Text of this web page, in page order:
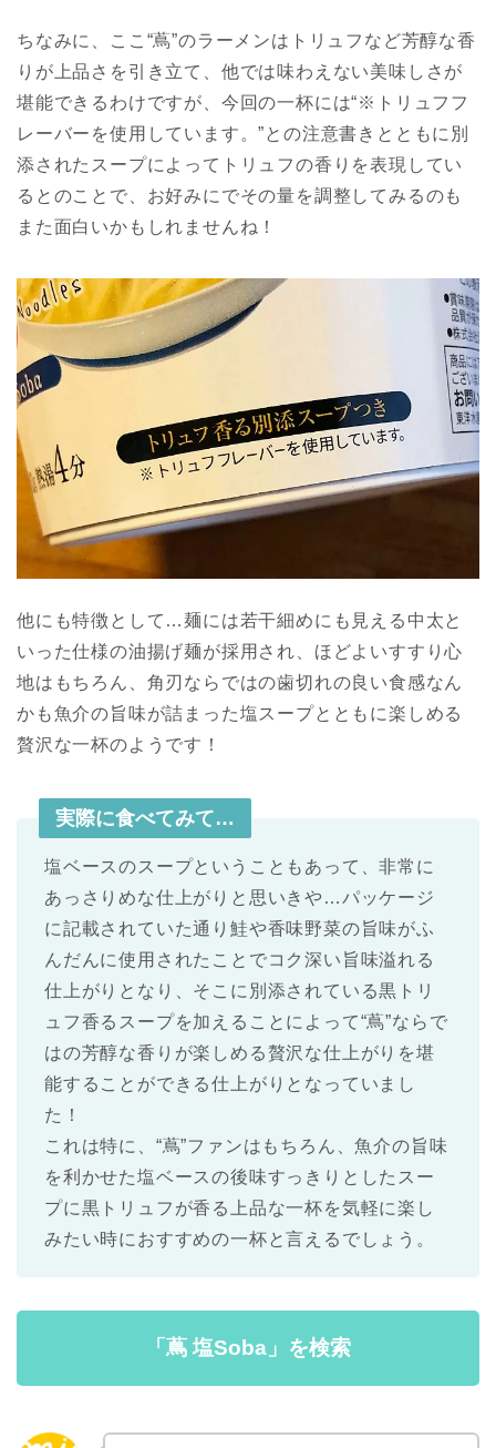
ちなみに、ここ“蔦”のラーメンはトリュフなど芳醇な香
りが上品さを引き立て、他では味わえない美味しさが
堪能できるわけですが、今回の一杯には“※トリュフフ
レーバーを使用しています。”との注意書きとともに別
添されたスープによってトリュフの香りを表現してい
るとのことで、お好みにでその量を調整してみるのも
また面白いかもしれませんね！
他にも特徴として…麺には若干細めにも見える中太と
いった仕様の油揚げ麺が採用され、ほどよいすすり心
地はもちろん、角刃ならではの歯切れの良い食感なん
かも魚介の旨味が詰まった塩スープとともに楽しめる
贅沢な一杯のようです！
実際に食べてみて…
塩ベースのスープということもあって、非常に
あっさりめな仕上がりと思いきや…パッケージ
に記載されていた通り鮭や香味野菜の旨味がふ
んだんに使用されたことでコク深い旨味溢れる
仕上がりとなり、そこに別添されている黒トリ
ュフ香るスープを加えることによって“蔦”ならで
はの芳醇な香りが楽しめる贅沢な仕上がりを堪
能することができる仕上がりとなっていまし
た！
これは特に、“蔦”ファンはもちろん、魚介の旨味
を利かせた塩ベースの後味すっきりとしたスー
プに黒トリュフが香る上品な一杯を気軽に楽し
みたい時におすすめの一杯と言えるでしょう。
「蔦 塩Soba」を検索